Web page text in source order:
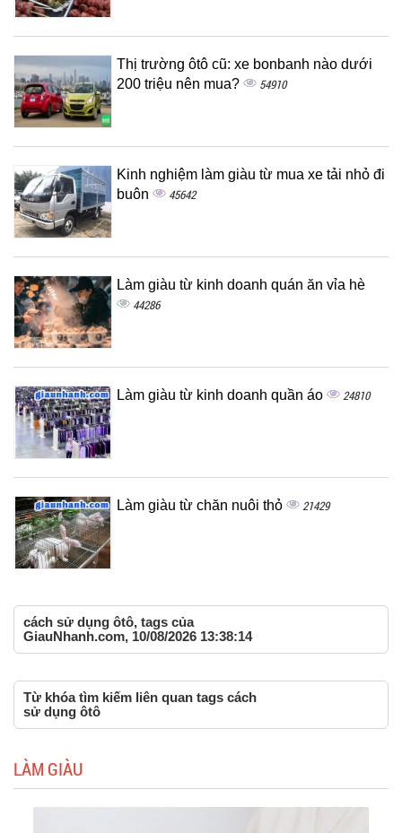
Thị trường ôtô cũ: xe bonbanh nào dưới
200 triệu nên mua?
54910
Kinh nghiệm làm giàu từ mua xe tải nhỏ đi
buôn
45642
Làm giàu từ kinh doanh quán ăn vỉa hè
44286
Làm giàu từ kinh doanh quần áo 24810
Làm giàu từ chăn nuôi thỏ 21429
cách sử dụng ôtô, tags của
GiauNhanh.com, 10/08/2026 13:38:14
Từ khóa tìm kiếm liên quan tags cách
sử dụng ôtô
LÀM GIÀU